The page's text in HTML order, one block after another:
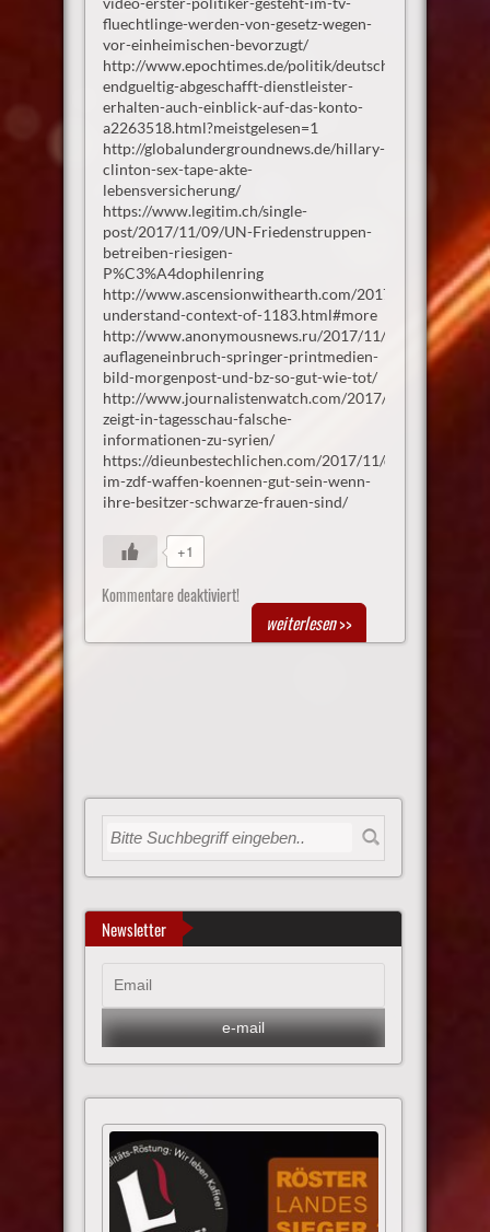
fluechtlinge-werden-von-gesetz-wegen-
vor-einheimischen-bevorzugt/
http://www.epochtimes.de/politik/deutschland/
endgueltig-abgeschafft-dienstleister-
erhalten-auch-einblick-auf-das-konto-
a2263518.html?meistgelesen=1
http://globalundergroundnews.de/hillary-
clinton-sex-tape-akte-
lebensversicherung/
https://www.legitim.ch/single-
post/2017/11/09/UN-Friedenstruppen-
betreiben-riesigen-
P%C3%A4dophilenring
http://www.ascensionwithearth.com/2017/11/
understand-context-of-1183.html#more
http://www.anonymousnews.ru/2017/11/01/brutaler-
auflageneinbruch-springer-printmedien-
bild-morgenpost-und-bz-so-gut-wie-tot/
http://www.journalistenwatch.com/2017/11/06/ard-
zeigt-in-tagesschau-falsche-
informationen-zu-syrien/
https://dieunbestechlichen.com/2017/11/doppelmoral-
im-zdf-waffen-koennen-gut-sein-wenn-
ihre-besitzer-schwarze-frauen-sind/
+1
Kommentare deaktiviert!
weiterlesen>>
Newsletter